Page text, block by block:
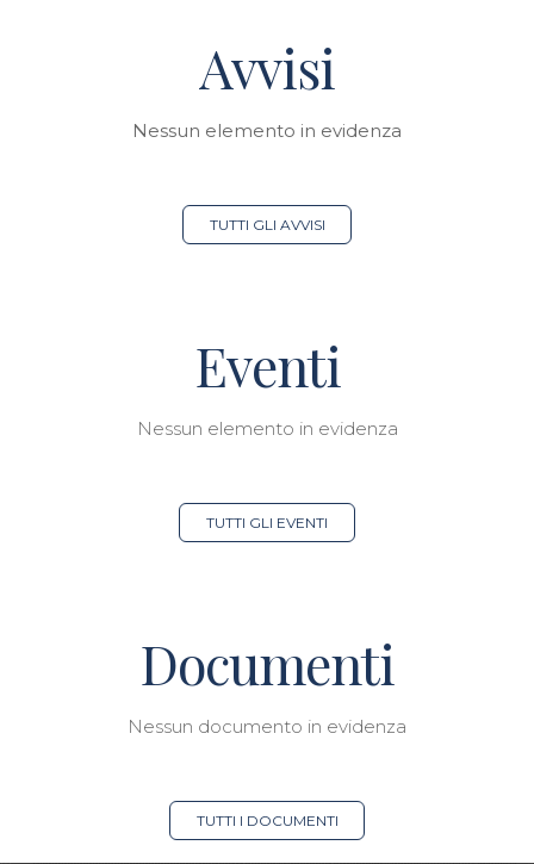
Avvisi
Nessun elemento in evidenza
TUTTI GLI AVVISI
Eventi
Nessun elemento in evidenza
TUTTI GLI EVENTI
Documenti
Nessun documento in evidenza
TUTTI I DOCUMENTI